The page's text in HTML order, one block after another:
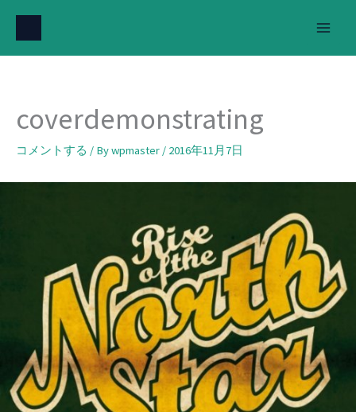
を
coverdemonstrating
コメントする / Bywpmaster / 2016年11月7日